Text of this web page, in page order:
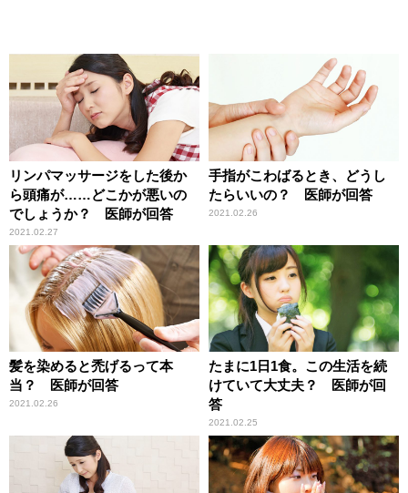
リンパマッサージをした後か
ら頭痛が……どこかが悪いの
でしょうか？ 医師が回答
2021.02.27
手指がこわばるとき、どうし
たらいいの？ 医師が回答
2021.02.26
髪を染めると禿げるって本
当？ 医師が回答
2021.02.26
たまに1日1食。この生活を続
けていて大丈夫？ 医師が回
答
2021.02.25